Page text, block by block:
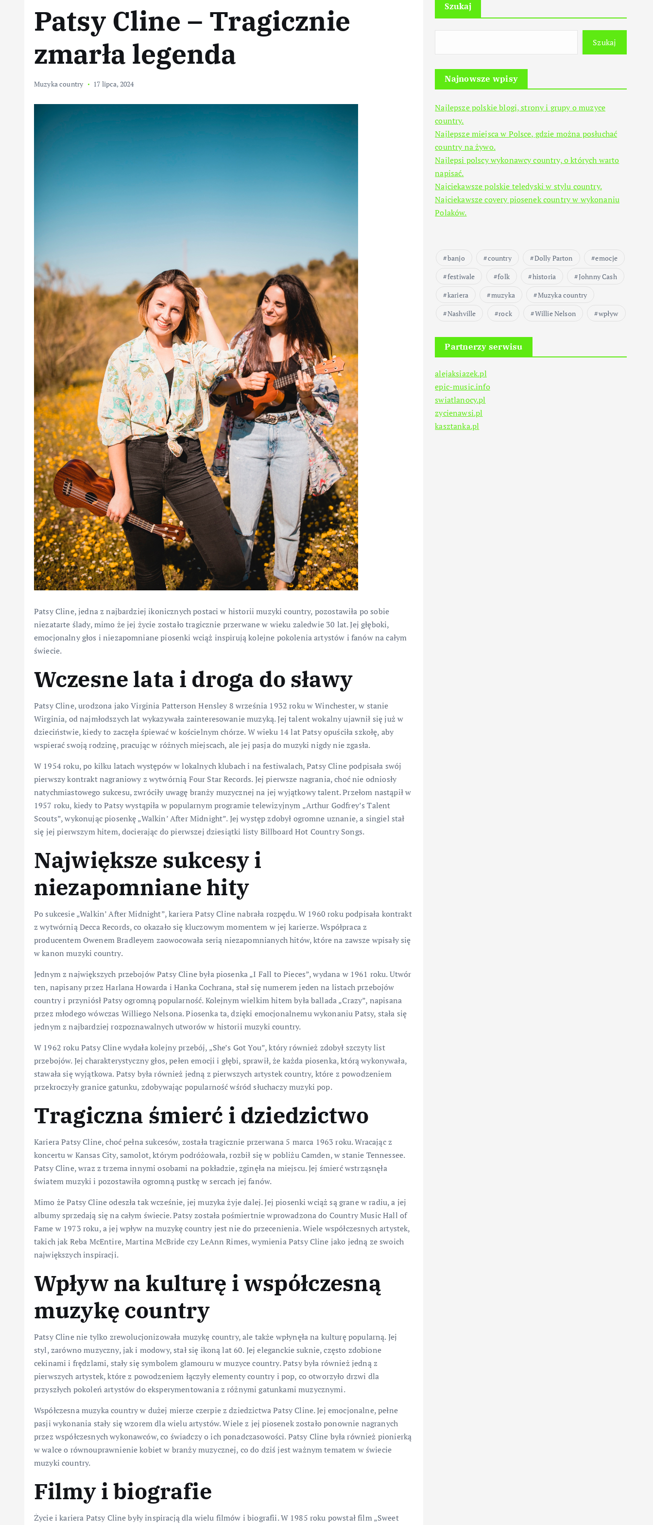
Patsy Cline – Tragicznie
zmarła legenda
Muzyka country 17 lipca, 2024
Patsy Cline, jedna z najbardziej ikonicznych postaci w historii muzyki country, pozostawiła po sobie
niezatarte ślady, mimo że jej życie zostało tragicznie przerwane w wieku zaledwie 30 lat. Jej głęboki,
emocjonalny głos i niezapomniane piosenki wciąż inspirują kolejne pokolenia artystów i fanów na całym
świecie.
Wczesne lata i droga do sławy
Patsy Cline, urodzona jako Virginia Patterson Hensley 8 września 1932 roku w Winchester, w stanie
Wirginia, od najmłodszych lat wykazywała zainteresowanie muzyką. Jej talent wokalny ujawnił się już w
dzieciństwie, kiedy to zaczęła śpiewać w kościelnym chórze. W wieku 14 lat Patsy opuściła szkołę, aby
wspierać swoją rodzinę, pracując w różnych miejscach, ale jej pasja do muzyki nigdy nie zgasła.
W 1954 roku, po kilku latach występów w lokalnych klubach i na festiwalach, Patsy Cline podpisała swój
pierwszy kontrakt nagraniowy z wytwórnią Four Star Records. Jej pierwsze nagrania, choć nie odniosły
natychmiastowego sukcesu, zwróciły uwagę branży muzycznej na jej wyjątkowy talent. Przełom nastąpił w
1957 roku, kiedy to Patsy wystąpiła w popularnym programie telewizyjnym „Arthur Godfrey’s Talent
Scouts”, wykonując piosenkę „Walkin’ After Midnight”. Jej występ zdobył ogromne uznanie, a singiel stał
się jej pierwszym hitem, docierając do pierwszej dziesiątki listy Billboard Hot Country Songs.
Największe sukcesy i
niezapomniane hity
Po sukcesie „Walkin’ After Midnight”, kariera Patsy Cline nabrała rozpędu. W 1960 roku podpisała kontrakt
z wytwórnią Decca Records, co okazało się kluczowym momentem w jej karierze. Współpraca z
producentem Owenem Bradleyem zaowocowała serią niezapomnianych hitów, które na zawsze wpisały się
w kanon muzyki country.
Jednym z największych przebojów Patsy Cline była piosenka „I Fall to Pieces”, wydana w 1961 roku. Utwór
ten, napisany przez Harlana Howarda i Hanka Cochrana, stał się numerem jeden na listach przebojów
country i przyniósł Patsy ogromną popularność. Kolejnym wielkim hitem była ballada „Crazy”, napisana
przez młodego wówczas Williego Nelsona. Piosenka ta, dzięki emocjonalnemu wykonaniu Patsy, stała się
jednym z najbardziej rozpoznawalnych utworów w historii muzyki country.
W 1962 roku Patsy Cline wydała kolejny przebój, „She’s Got You”, który również zdobył szczyty list
przebojów. Jej charakterystyczny głos, pełen emocji i głębi, sprawił, że każda piosenka, którą wykonywała,
stawała się wyjątkowa. Patsy była również jedną z pierwszych artystek country, które z powodzeniem
przekroczyły granice gatunku, zdobywając popularność wśród słuchaczy muzyki pop.
Tragiczna śmierć i dziedzictwo
Kariera Patsy Cline, choć pełna sukcesów, została tragicznie przerwana 5 marca 1963 roku. Wracając z
koncertu w Kansas City, samolot, którym podróżowała, rozbił się w pobliżu Camden, w stanie Tennessee.
Patsy Cline, wraz z trzema innymi osobami na pokładzie, zginęła na miejscu. Jej śmierć wstrząsnęła
światem muzyki i pozostawiła ogromną pustkę w sercach jej fanów.
Mimo że Patsy Cline odeszła tak wcześnie, jej muzyka żyje dalej. Jej piosenki wciąż są grane w radiu, a jej
albumy sprzedają się na całym świecie. Patsy została pośmiertnie wprowadzona do Country Music Hall of
Fame w 1973 roku, a jej wpływ na muzykę country jest nie do przecenienia. Wiele współczesnych artystek,
takich jak Reba McEntire, Martina McBride czy LeAnn Rimes, wymienia Patsy Cline jako jedną ze swoich
największych inspiracji.
Wpływ na kulturę i współczesną
muzykę country
Patsy Cline nie tylko zrewolucjonizowała muzykę country, ale także wpłynęła na kulturę popularną. Jej
styl, zarówno muzyczny, jak i modowy, stał się ikoną lat 60. Jej eleganckie suknie, często zdobione
cekinami i frędzlami, stały się symbolem glamouru w muzyce country. Patsy była również jedną z
pierwszych artystek, które z powodzeniem łączyły elementy country i pop, co otworzyło drzwi dla
przyszłych pokoleń artystów do eksperymentowania z różnymi gatunkami muzycznymi.
Współczesna muzyka country w dużej mierze czerpie z dziedzictwa Patsy Cline. Jej emocjonalne, pełne
pasji wykonania stały się wzorem dla wielu artystów. Wiele z jej piosenek zostało ponownie nagranych
przez współczesnych wykonawców, co świadczy o ich ponadczasowości. Patsy Cline była również pionierką
w walce o równouprawnienie kobiet w branży muzycznej, co do dziś jest ważnym tematem w świecie
muzyki country.
Filmy i biografie
Życie i kariera Patsy Cline były inspiracją dla wielu filmów i biografii. W 1985 roku powstał film „Sweet
Szukaj
Szukaj
Najnowsze wpisy
Najlepsze polskie blogi, strony i grupy o muzyce
country.
Najlepsze miejsca w Polsce, gdzie można posłuchać
country na żywo.
Najlepsi polscy wykonawcy country, o których warto
napisać.
Najciekawsze polskie teledyski w stylu country.
Najciekawsze covery piosenek country w wykonaniu
Polaków.
banjo country Dolly Parton
emocje
festiwale
folk historia
Johnny Cash
kariera
muzyka
Muzyka country
Nashville
rock Willie Nelson wpływ
Partnerzy serwisu
alejaksiazek.pl
epic-music.info
swiatlanocy.pl
zycienawsi.pl
kasztanka.pl